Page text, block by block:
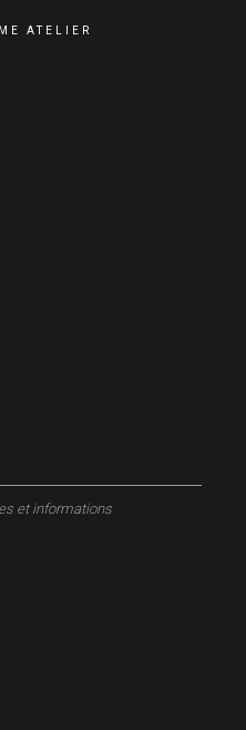
ATELIER
et informations